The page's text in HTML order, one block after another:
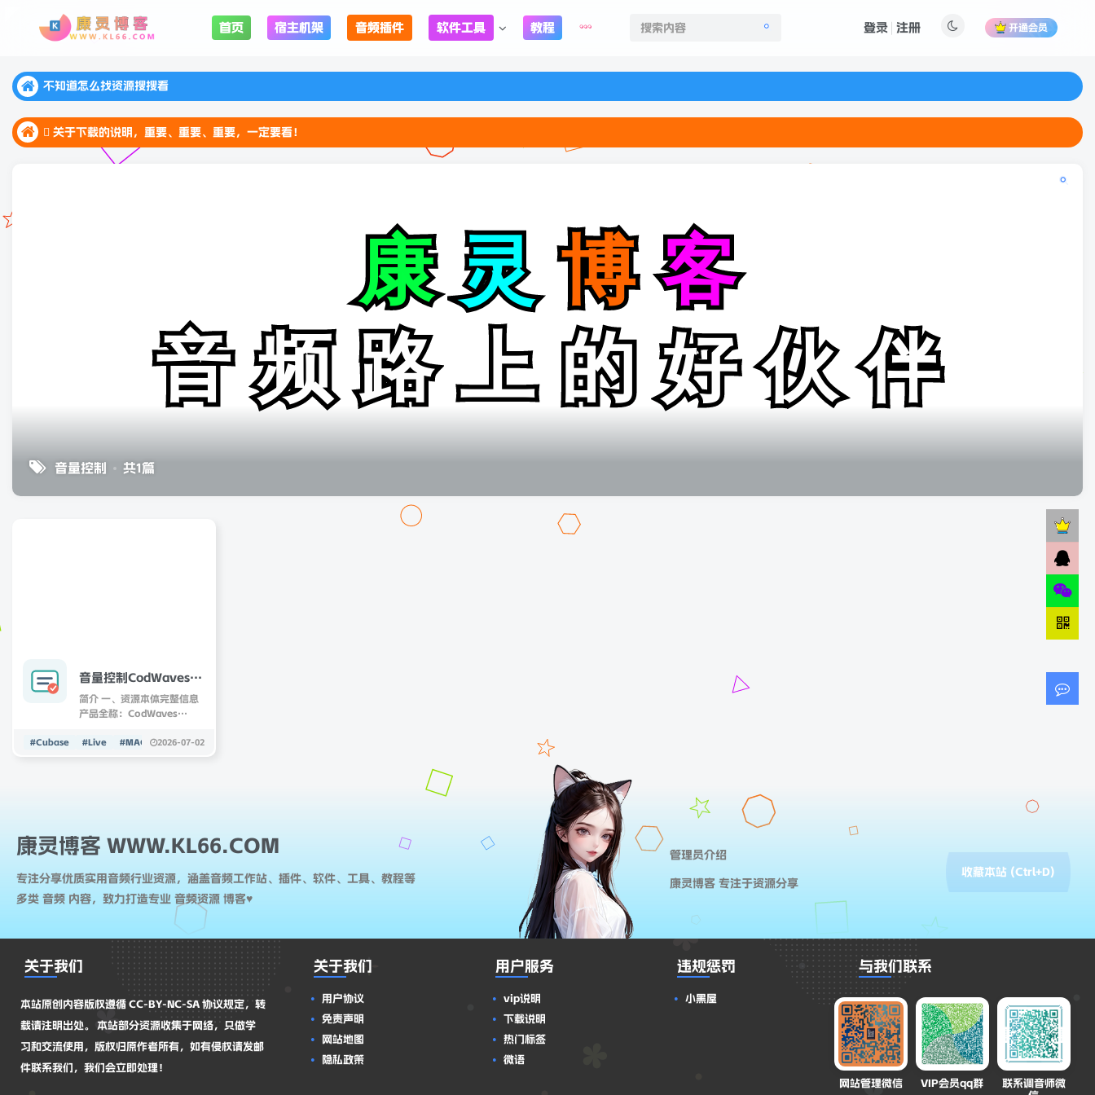
首页 宿主机架 音频插件 软件工具 教程 开通会员
登录 注册
不知道怎么找资源搜搜看
不知道怎么找资源搜搜看
 关于下载的说明，重要、重要、重要，一定要看！
 关于下载的说明，重要、重要、重要，一定要看！
 关于下载的说明，重要、重要、重要，一定要看！
音量控制 共1篇
音量控制CodWaves
WaveBalance v1.0.6
Incl Patched and
简介 一、资源本体完整信息
产品全称：CodWaves
v1.0.6 开发厂商：CodWaves
产品类型：音频均衡 / 声场平
二、核心特点 多频段声场自
声像校正引擎，可一键修正多
#Cubase #Live #MAC 2026-07-02
康灵博客 WWW.KL66.COM
专注分享优质实用音频行业资源，涵盖音频工作站、插件、软件、工具、教程等
多类 音频 内容，致力打造专业 音频资源 博客♥
收藏本站 (Ctrl+D)
管理员介绍
康灵博客 专注于资源分享
关于我们
本站原创内容版权遵循 CC-BY-NC-SA 协议规定，转
载请注明出处。 本站部分资源收集于网络，只做学
习和交流使用，版权归原作者所有，如有侵权请发邮
件联系我们，我们会立即处理！
关于我们
用户协议
免责声明
网站地图
隐私政策
用户服务
vip说明
下载说明
热门标签
微语
违规惩罚
小黑屋
与我们联系
网站管理微信 VIP会员qq群
联系调音师微